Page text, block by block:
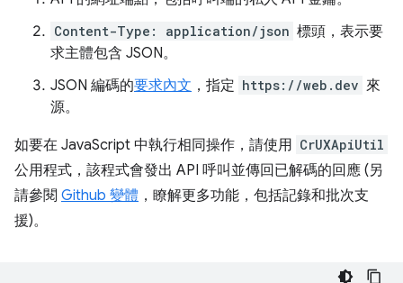
Content-Type: application/json 標頭，表示要
求主體包含 JSON。
JSON 編碼的要求內文 ，指定 https://web.dev 來
源。
如要在 JavaScript 中執行相同操作，請使用 CrUXApiUtil
公用程式，該程式會發出 API 呼叫並傳回已解碼的回應 (另
請參閱 Github 變體 ，瞭解更多功能，包括記錄和批次支
援)。